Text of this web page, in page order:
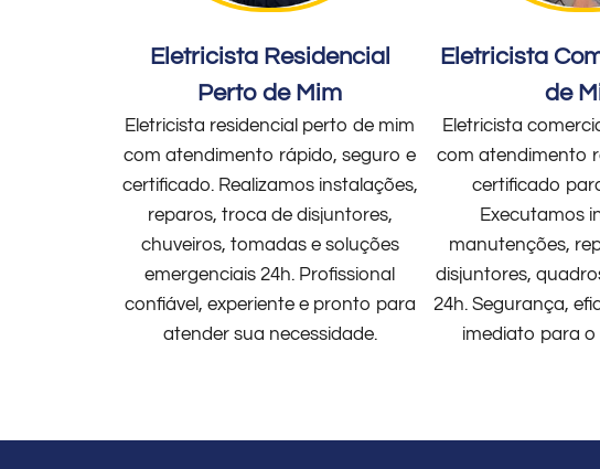
Eletricista Residencial
Perto de Mim
Eletricista residencial perto de mim
com atendimento rápido, seguro e
certificado. Realizamos instalações,
reparos, troca de disjuntores,
chuveiros, tomadas e soluções
emergenciais 24h. Profissional
confiável, experiente e pronto para
atender sua necessidade.
Eletricista
de
Eletricista
com atendimento
certificado
Executamos
manutenções,
disjuntores,
24h. Segurança,
imediato para o